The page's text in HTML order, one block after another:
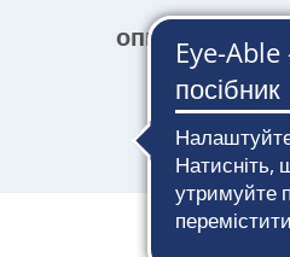
опис послуги